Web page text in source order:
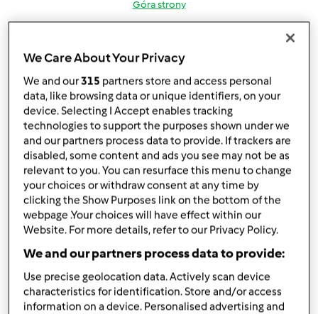
Góra strony
aby dodawać
monika6500 Dołączył : 10.03.2013
śr., 07/24/2013 - 10:44
#5
Mixi wszystko jest ok , chodź w tym roku bardziej się
nastawiłam na soki,a jeżeli chodzi o konfitury i dżemy
uzupełniam braki ponieważ mam jeszcze z zeszłego roku.
Pozdrawiam
We Care About Your Privacy
We and our315 partners store and access personal
data, like browsing data or unique identifiers, on your
device. Selecting I Accept enables tracking
technologies to support the purposes shown under we
and our partners process data to provide. If trackers are
disabled, some content and ads you see may not be as
relevant to you. You can resurface this menu to change
your choices or withdraw consent at any time by
clicking the Show Purposes link on the bottom of the
webpage .Your choices will have effect within our
Website. For more details, refer to our Privacy Policy.
We and our partners process data to provide:
Use precise geolocation data. Actively scan device
characteristics for identification. Store and/or access
information on a device. Personalised advertising and